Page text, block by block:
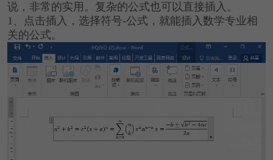
说，非常的实用。复杂的公式也可以直接插入。
1、点击插入，选择符号-公式，就能插入数学专业相
关的公式。